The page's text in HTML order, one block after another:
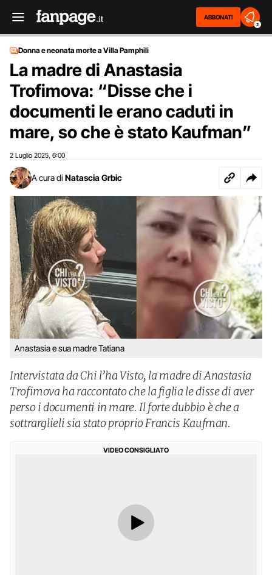
ABBONATI
2
Donna e neonata morte a Villa Pamphili
La madre di Anastasia
Trofimova: “Disse che i
documenti le erano caduti in
mare, so che è stato Kaufman”
2 Luglio 2025 6:00
A cura di Natascia Grbic
Anastasia e sua madre Tatiana
Intervistata da Chi l’ha Visto, la madre di Anastasia
Trofimova ha raccontato che la figlia le disse di aver
perso i documenti in mare. Il forte dubbio è che a
sottrarglieli sia stato proprio Francis Kaufman.
VIDEO CONSIGLIATO